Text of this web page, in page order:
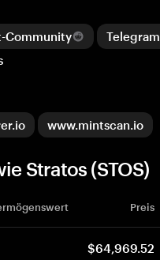
Community
Telegram
www.mintscan.io
Stratos (STOS)
Preis
$64,969.52